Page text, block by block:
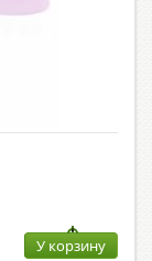
У корзину